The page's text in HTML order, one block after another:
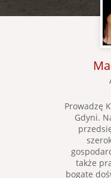
Prowadzę
Gdyni.
także
bogate